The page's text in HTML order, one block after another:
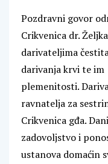
Pozdravni govor
Crikvenica dr.
darivateljima
darivanja krvi te
plemenitosti.
ravnatelja za
Crikvenica gđa.
zadovoljstvo i
ustanova domaćin